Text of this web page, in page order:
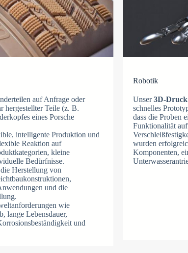
auf Anfrage oder
hergestellter Teile (z. B.
eines Porsche
intelligente Produktion und
Reaktion auf
kleine
Bedürfnisse.
Herstellung von
und die
wie
lange Lebensdauer,
und
Robotik
Unser3D-Druck
schnelles
dass die Proben
Funktionalität
wurden
Komponenten,